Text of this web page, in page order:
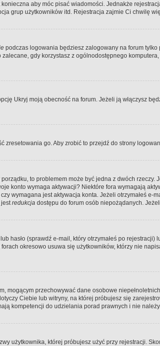
aby móc pisać wiadomości. Jednakże
grup użytkowników itd. Rejestracja zajmie Ci chwilę
podczas logowania będziesz zalogowany na forum
gdy korzystasz z ogólnodostępnego
Ukryj moją obecność na forum. Jeżeli ją włączysz
zresetowania go. Aby zrobić to przejdź do strony
to problemem może być jedna z dwóch rzeczy.
konto wymaga aktywacji? Niektóre fora wymagają
wymagana jest aktywacja konta. Jeżeli otrzymałeś
jestredukcja dostępu do forum osób niepożądanych.
hasło (sprawdź e-mail, który otrzymałeś po
okresowo usuwa się użytkowników, którzy nie
mogącym przechowywać dane osobowe
Ciebie lub witryny, na której próbujesz się
kompetencji do udzielania porad prawnych i nie
użytkownika, której próbujesz użyć przy rejestracji.